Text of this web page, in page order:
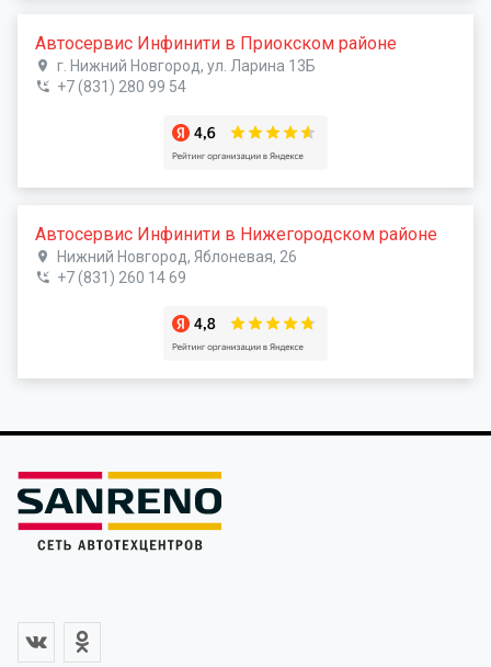
Автосервис Инфинити в Приокском районе
г. Нижний Новгород, ул. Ларина 13Б
+7 (831) 280 99 54
Автосервис Инфинити в Нижегородском районе
Нижний Новгород, Яблоневая, 26
+7 (831) 260 14 69